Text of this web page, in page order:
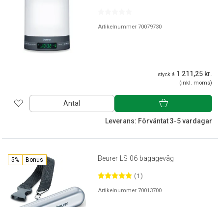
Artikelnummer 70079730
styck á 1 211,25 kr.
(inkl. moms)
Antal
Leverans: Förväntat 3-5 vardagar
5% Bonus Beurer LS 06 bagagevåg
(1)
Artikelnummer 70013700